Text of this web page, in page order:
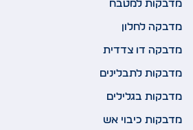
מדבקות למטבח
מדבקה לחלון
מדבקה דו צדדית
מדבקות לתבלינים
מדבקות בגלילים
מדבקות כיבוי אש